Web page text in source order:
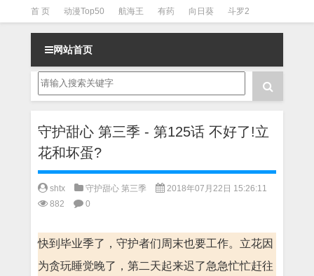
首 页 动漫Top50 航海王 有药 向日葵 斗罗2
斗罗3 火影 一拳超人 柯南 阴阳师 节目清单
网站首页
守护甜心 第三季 - 第125话 不好了!立
花和坏蛋?
shtx 守护甜心 第三季
2018年07月22日 15:26:11
882
0
快到毕业季了，守护者们周末也要工作。立花因
为贪玩睡觉晚了，第二天起来迟了急急忙忙赶往